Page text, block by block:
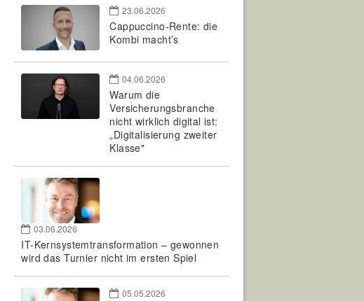
23.06.2026
Cappuccino-Rente: die
Kombi macht’s
04.06.2026
Warum die
Versicherungsbranche
nicht wirklich digital ist:
„Digitalisierung zweiter
Klasse"
03.06.2026
IT-Kernsystemtransformation – gewonnen
wird das Turnier nicht im ersten Spiel
05.05.2026